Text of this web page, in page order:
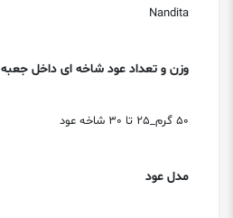
Nandita
وزن و تعداد عود شاخه ای داخل جعبه
50 گرم_25 تا 30 شاخه عود
مدل عود